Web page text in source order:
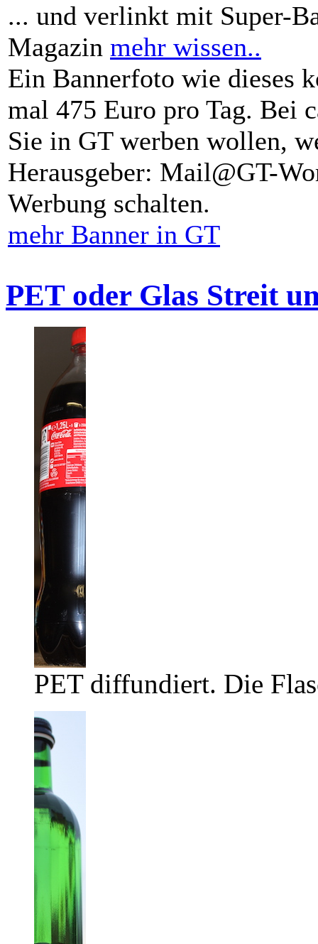
... und verlinkt mit Super-
Magazin mehr wissen..
Ein Bannerfoto wie dieses
mal 475 Euro pro Tag. Bei
Sie in GT werben wollen,
Herausgeber: Mail@GT-
Werbung schalten.
mehr Banner in GT
PET oder Glas Streit
PET diffundiert. Die